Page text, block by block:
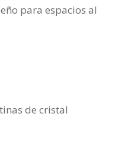
para espacios al
de cristal